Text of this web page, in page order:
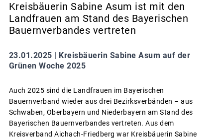
Kreisbäuerin Sabine Asum ist mit den
Landfrauen am Stand des Bayerischen
Bauernverbandes vertreten
23.01.2025 |
Kreisbäuerin Sabine Asum auf der
Grünen Woche 2025
Auch 2025 sind die Landfrauen im Bayerischen
Bauernverband wieder aus drei Bezirksverbänden – aus
Schwaben, Oberbayern und Niederbayern am Stand des
Bayerischen Bauernverbandes vertreten. Aus dem
Kreisverband Aichach-Friedberg war Kreisbäuerin Sabine